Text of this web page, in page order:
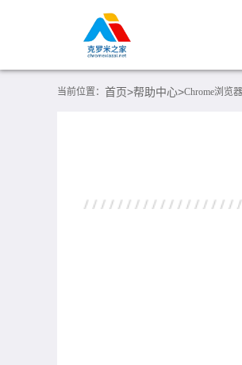
当前位置： 首页>帮助中心>Chrome浏览